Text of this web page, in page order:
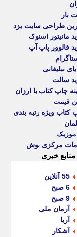
بار
طراحی سایت یزد
مانیتور استوک
فالوور پاپ آپ
تبلیغاتی
سالت
چاپ کتاب با ارزان
قیمت
کتاب ویژه رتبه بندی
موزیک
مرکزی بوش
منابع خبری
55 آنلاین
6 صبح
9 صبح
آرمان ملی
آریا
آشکار